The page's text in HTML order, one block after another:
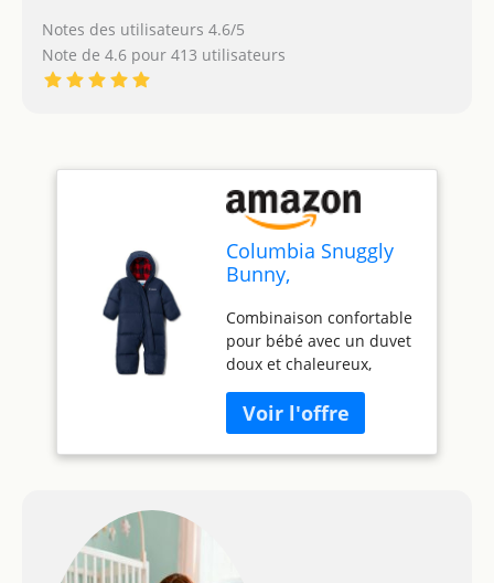
Notes des utilisateurs 4.6/5
Note de 4.6 pour 413 utilisateurs
Columbia Snuggly
Bunny,
Combinaison confortable
pour bébé avec un duvet
doux et chaleureux,
environnements les plus
froids - Résiste à l'eau et
au vent avec doublure en